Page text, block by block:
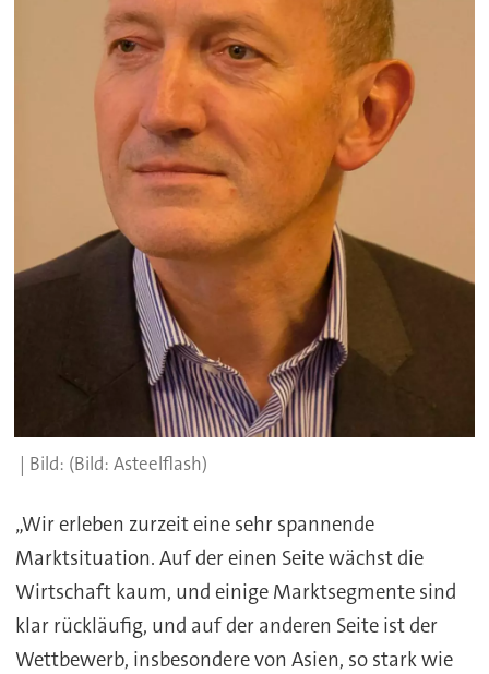
(Bild: Asteelflash)
„Wir erleben zurzeit eine sehr spannende
Marktsituation. Auf der einen Seite wächst die
Wirtschaft kaum, und einige Marktsegmente sind
klar rückläufig, und auf der anderen Seite ist der
Wettbewerb, insbesondere von Asien, so stark wie